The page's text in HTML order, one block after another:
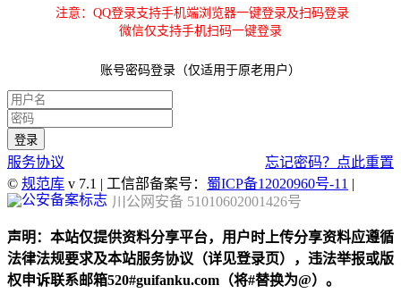
注意：QQ登录支持手机端浏览器一键登录及扫码登录
微信仅支持手机扫码一键登录
账号密码登录（仅适用于原老用户）
服务协议
忘记密码？点此重置
© 规范库 v 7.1 | 工信部备案号： 蜀ICP备12020960号-11 |
川公网安备 51010602001426号
声明：本站仅提供资料分享平台，用户时上传分享资料应遵循
法律法规要求及本站服务协议（详见登录页），违法举报或版
权申诉联系邮箱520#guifanku.com（将#替换为@）。